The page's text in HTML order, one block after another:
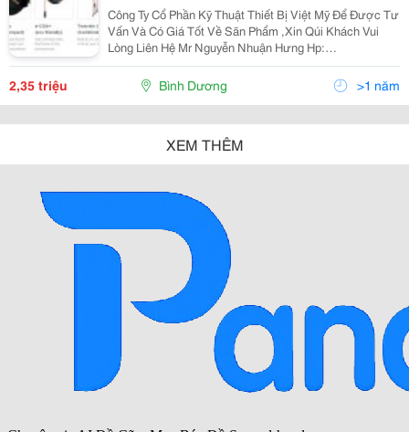
Công Ty Cổ Phần Kỹ Thuật Thiết Bị Việt Mỹ Để Được Tư
Vấn Và Có Giá Tốt Về Sãn Phẩm ,Xin Qúi Khách Vui
Lòng Liên Hệ Mr Nguyễn Nhuận Hưng Hp:
0902.25.38.29 Cuộn Dây Hơi Tự Rút Sankyo - Triens
Model: Shs-210Z Thương Hiệu -
2,35 triệu Bình Dương >1 năm
XEM THÊM